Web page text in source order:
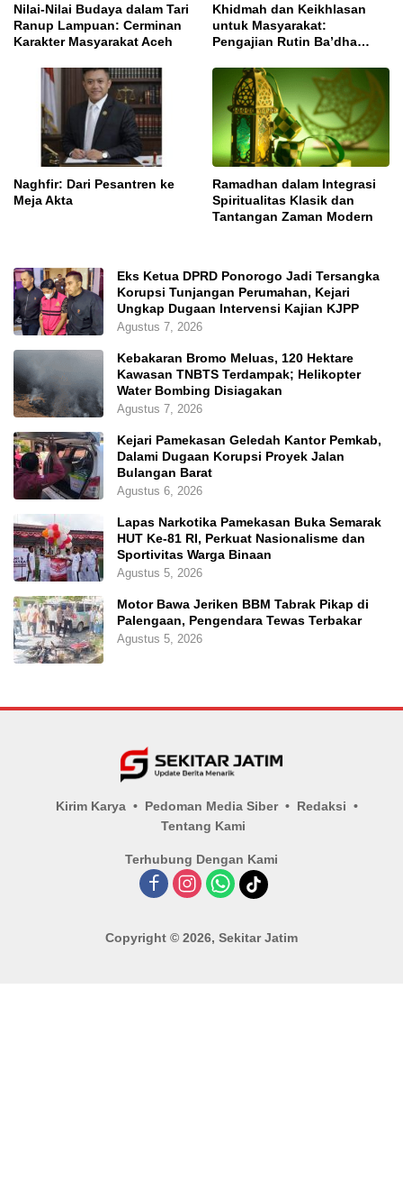
Nilai-Nilai Budaya dalam Tari
Ranup Lampuan: Cerminan
Karakter Masyarakat Aceh
Khidmah dan Keikhlasan
untuk Masyarakat:
Pengajian Rutin Ba’dha
Naghfir: Dari Pesantren ke
Meja Akta
Ramadhan dalam Integrasi
Spiritualitas Klasik dan
Tantangan Zaman Modern
Eks Ketua DPRD Ponorogo Jadi Tersangka
Korupsi Tunjangan Perumahan, Kejari
Ungkap Dugaan Intervensi Kajian KJPP
Agustus 7, 2026
Kebakaran Bromo Meluas, 120 Hektare
Kawasan TNBTS Terdampak; Helikopter
Water Bombing Disiagakan
Agustus 7, 2026
Kejari Pamekasan Geledah Kantor Pemkab,
Dalami Dugaan Korupsi Proyek Jalan
Bulangan Barat
Agustus 6, 2026
Lapas Narkotika Pamekasan Buka Semarak
HUT Ke-81 RI, Perkuat Nasionalisme dan
Sportivitas Warga Binaan
Agustus 5, 2026
Motor Bawa Jeriken BBM Tabrak Pikap di
Palengaan, Pengendara Tewas Terbakar
Agustus 5, 2026
Kirim Karya Pedoman Media Siber
Redaksi
Tentang Kami
Terhubung Dengan Kami
Copyright © 2026, Sekitar Jatim